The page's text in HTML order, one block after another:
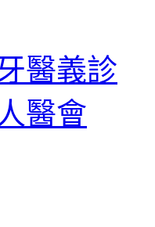
醫義診
醫會